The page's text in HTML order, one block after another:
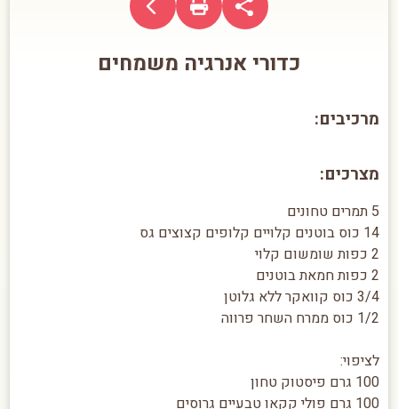
כדורי אנרגיה משמחים
מרכיבים:
מצרכים:
5 תמרים טחונים
14 כוס בוטנים קלויים קלופים קצוצים גס
2 כפות שומשום קלוי
2 כפות חמאת בוטנים
3/4 כוס קוואקר ללא גלוטן
1/2 כוס ממרח השחר פרווה
לציפוי:
100 גרם פיסטוק טחון
100 גרם פולי קקאו טבעיים גרוסים